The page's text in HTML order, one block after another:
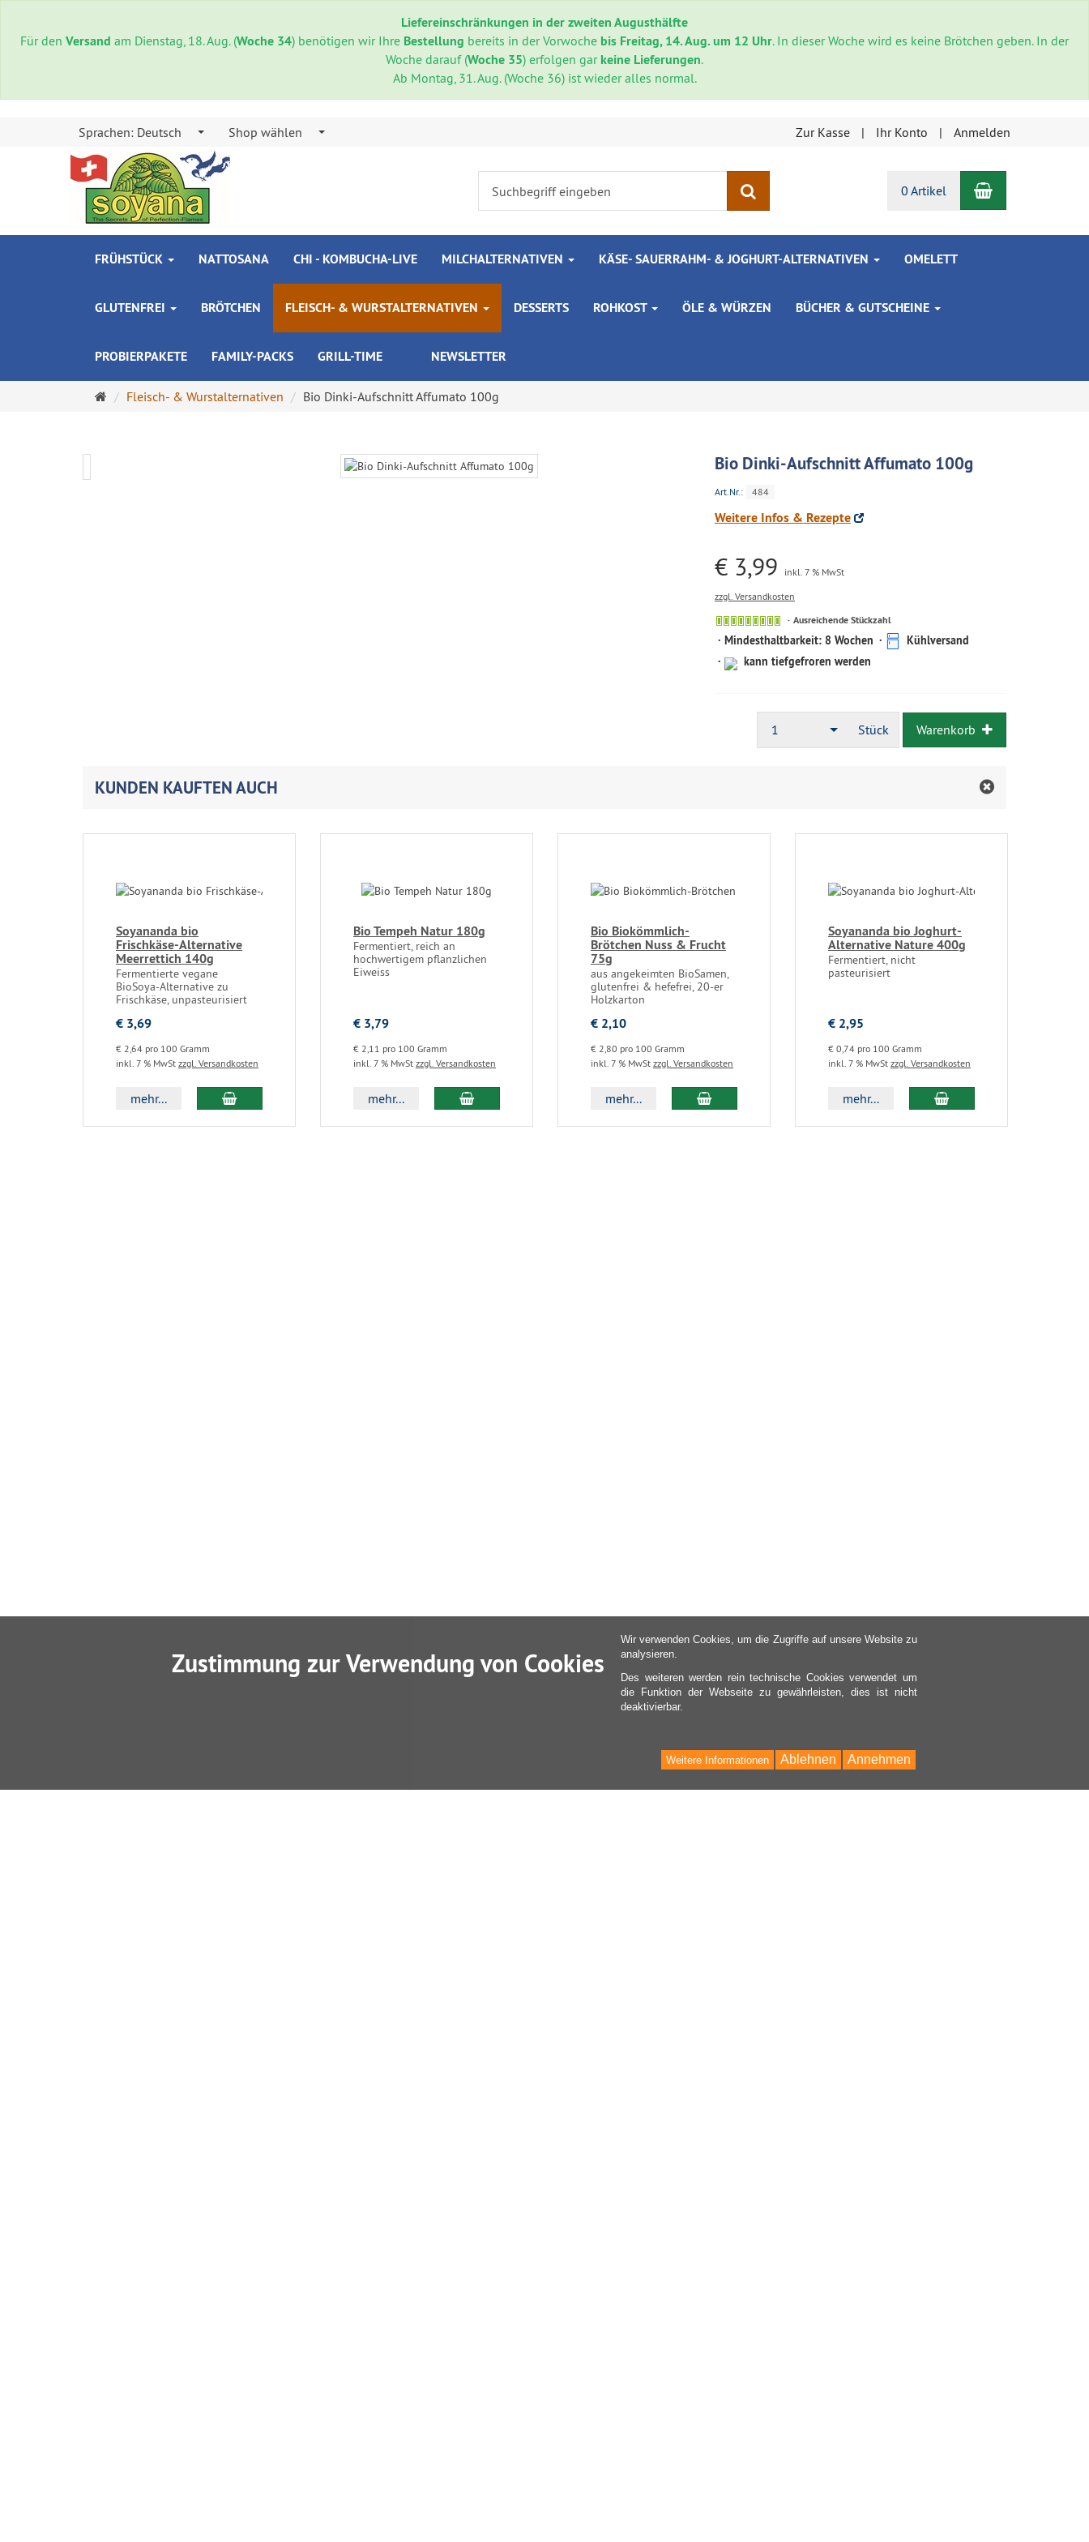
Liefereinschränkungen in der zweiten Augusthälfte
Für den Versand am Dienstag, 18. Aug. (Woche 34) benötigen wir Ihre Bestellung bereits in der Vorwoche bis Freitag, 14. Aug. um 12 Uhr. In dieser Woche wird es keine Brötchen geben. In der
Woche darauf (Woche 35) erfolgen gar keine Lieferungen.
Ab Montag, 31. Aug. (Woche 36) ist wieder alles normal.
Sprachen: Deutsch Shop wählen Zur Kasse Ihr Konto Anmelden
0 Artikel Warenkorb
FRÜHSTÜCK NATTOSANA CHI - KOMBUCHA-LIVE MILCHALTERNATIVEN KÄSE- SAUERRAHM- & JOGHURT-ALTERNATIVEN OMELETT
GLUTENFREI BRÖTCHEN FLEISCH- & WURSTALTERNATIVEN DESSERTS ROHKOST ÖLE & WÜRZEN BÜCHER & GUTSCHEINE
PROBIERPAKETE FAMILY-PACKS GRILL-TIME NEWSLETTER
Startseite
Fleisch- & Wurstalternativen Bio Dinki-Aufschnitt Affumato 100g
Bio Dinki-Aufschnitt Affumato 100g
Art.Nr.: 484
Weitere Infos & Rezepte
€ 3,99
inkl. 7 % MwSt
zzgl. Versandkosten
Ausreichende
Stückzahl
Ausreichende Stückzahl
Mindesthaltbarkeit: 8 Wochen
Kühlversand
kann tiefgefroren werden
1 Stück Warenkorb
KUNDEN KAUFTEN AUCH
Soyananda bio
Frischkäse-Alternative
Meerrettich 140g
Fermentierte vegane
BioSoya-Alternative zu
Frischkäse, unpasteurisiert
€ 3,69
€ 2,64 pro 100 Gramm
inkl. 7 % MwSt zzgl. Versandkosten
mehr... In den Warenkorb
Bio Tempeh Natur 180g
Fermentiert, reich an
hochwertigem pflanzlichen
Eiweiss
€ 3,79
€ 2,11 pro 100 Gramm
inkl. 7 % MwSt zzgl. Versandkosten
mehr... In den Warenkorb
Bio Biokömmlich-
Brötchen Nuss & Frucht
75g
aus angekeimten BioSamen,
glutenfrei & hefefrei, 20-er
Holzkarton
€ 2,10
€ 2,80 pro 100 Gramm
inkl. 7 % MwSt zzgl. Versandkosten
mehr... In den Warenkorb
Soyananda bio Joghurt-
Alternative Nature 400g
Fermentiert, nicht
pasteurisiert
€ 2,95
€ 0,74 pro 100 Gramm
inkl. 7 % MwSt zzgl. Versandkosten
mehr... In den Warenkorb
Zustimmung zur Verwendung von Cookies
Wir verwenden Cookies, um die Zugriffe auf unsere Website zu
analysieren.
Des weiteren werden rein technische Cookies verwendet um
die Funktion der Webseite zu gewährleisten, dies ist nicht
deaktivierbar.
Annehmen
Ablehnen
Weitere Informationen